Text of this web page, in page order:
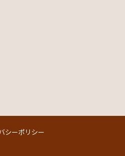
シーポリシー